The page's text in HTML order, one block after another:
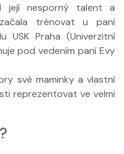
její nesporný talent a
trénovat u paní
USK Praha (Univerzitní
pod vedením paní Evy
své maminky a vlastní
reprezentovat ve velmi